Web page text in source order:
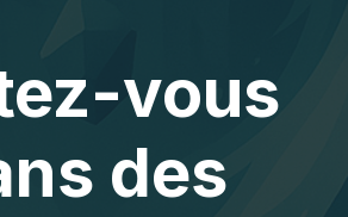
vous
des